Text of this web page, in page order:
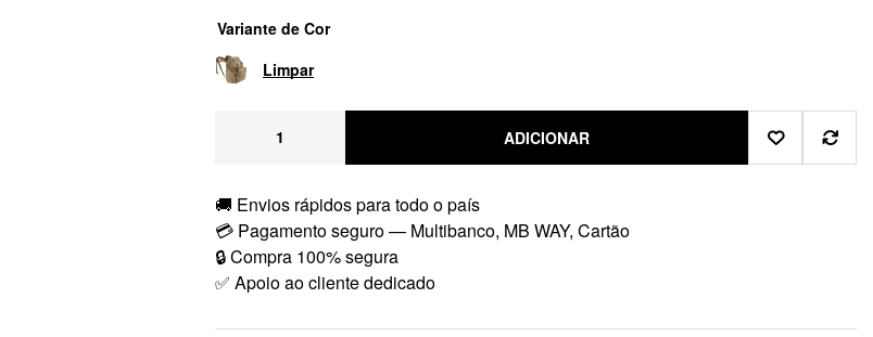
Variante de Cor
Limpar
ADICIONAR
🚚 Envios rápidos para todo o país
💳 Pagamento seguro — Multibanco, MB WAY, Cartão
🔒 Compra 100% segura
✅ Apoio ao cliente dedicado